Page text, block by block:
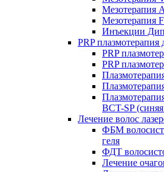
Мезотерапия
Мезотерапия
Инъекции
PRP плазмотерапия
PRP
PRP
BCT-SP
Лечение волос
ФБМ
геля
ФДТ
Лечение